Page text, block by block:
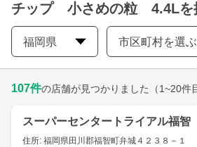
チップ 小さめの粒 4.4Lを
福岡県 市区町村を選ぶ
107件の店舗が見つかりました （1~20件
スーパーセンタートライアル福智
住所: 福岡県田川郡福智町弁城４２３８－１